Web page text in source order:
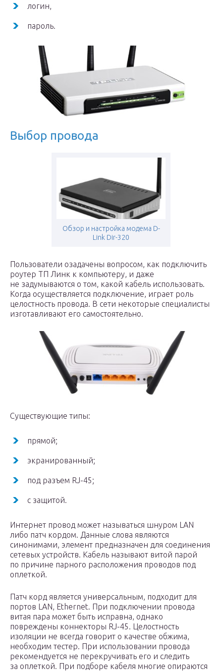
логин,
пароль.
Выбор провода
Обзор и настройка модема D-
Link Dir-320
Пользователи озадачены вопросом, как подключить
роутер ТП Линк к компьютеру, и даже
не задумываются о том, какой кабель использовать.
Когда осуществляется подключение, играет роль
целостность провода. В сети некоторые специалисты
изготавливают его самостоятельно.
Существующие типы:
прямой;
экранированный;
под разъем RJ-45;
с защитой.
Интернет провод может называться шнуром LAN
либо патч кордом. Данные слова являются
синонимами, элемент предназначен для соединения
сетевых устройств. Кабель называют витой парой
по причине парного расположения проводов под
оплеткой.
Патч корд является универсальным, подходит для
портов LAN, Ethernet. При подключении провода
витая пара может быть исправна, однако
повреждены коннекторы RJ-45. Целостность
изоляции не всегда говорит о качестве обжима,
необходим тестер. При использовании провода
рекомендуется не перекручивать его и следить
за оплеткой. При подборе кабеля многие опираются